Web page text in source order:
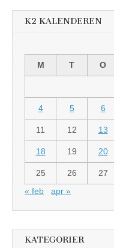
K2 KALENDEREN
M
T O
4 5 6
11 12 13
18 19 20
25 26 27
« feb
apr »
KATEGORIER